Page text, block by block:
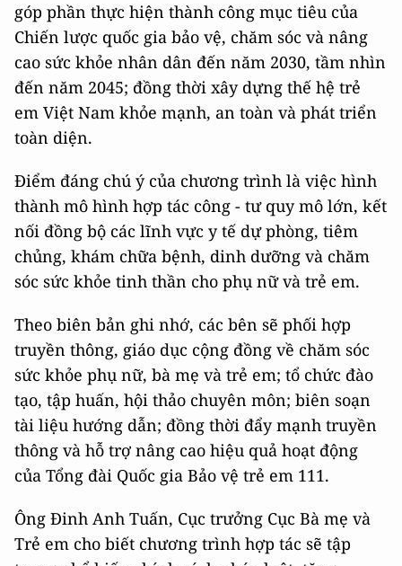
góp phần thực hiện thành công mục tiêu của
Chiến lược quốc gia bảo vệ, chăm sóc và nâng
cao sức khỏe nhân dân đến năm 2030, tầm nhìn
đến năm 2045; đồng thời xây dựng thế hệ trẻ
em Việt Nam khỏe mạnh, an toàn và phát triển
toàn diện.
Điểm đáng chú ý của chương trình là việc hình
thành mô hình hợp tác công - tư quy mô lớn, kết
nối đồng bộ các lĩnh vực y tế dự phòng, tiêm
chủng, khám chữa bệnh, dinh dưỡng và chăm
sóc sức khỏe tinh thần cho phụ nữ và trẻ em.
Theo biên bản ghi nhớ, các bên sẽ phối hợp
truyền thông, giáo dục cộng đồng về chăm sóc
sức khỏe phụ nữ, bà mẹ và trẻ em; tổ chức đào
tạo, tập huấn, hội thảo chuyên môn; biên soạn
tài liệu hướng dẫn; đồng thời đẩy mạnh truyền
thông và hỗ trợ nâng cao hiệu quả hoạt động
của Tổng đài Quốc gia Bảo vệ trẻ em 111.
Ông Đinh Anh Tuấn, Cục trưởng Cục Bà mẹ và
Trẻ em cho biết chương trình hợp tác sẽ tập